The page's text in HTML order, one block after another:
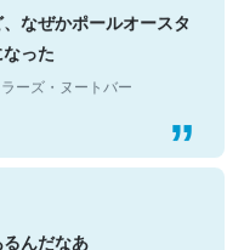
なぜかポールオースタ
った
んだなあ